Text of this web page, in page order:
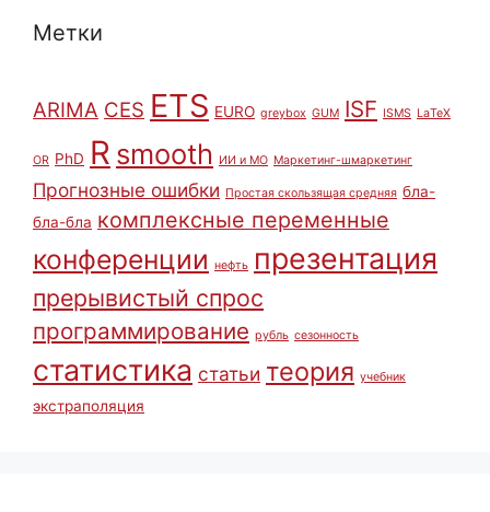
Метки
ARIMA CES ETS EURO greybox GUM ISF ISMS LaTeX
OR PhD R smooth ИИ и МО Маркетинг-шмаркетинг
Прогнозные ошибки Простая скользящая средняя бла-
бла-бла комплексные переменные
конференции нефть презентация
прерывистый спрос
программирование рубль сезонность
статистика статьи теория учебник
экстраполяция